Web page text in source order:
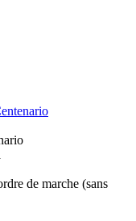
de marche (sans